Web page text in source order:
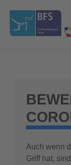
Auch wenn
Griff hat,